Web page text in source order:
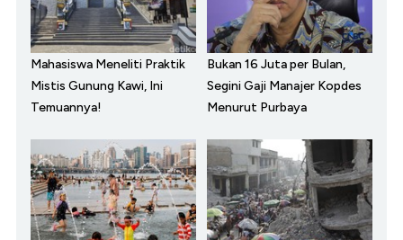
Mahasiswa Meneliti Praktik
Mistis Gunung Kawi, Ini
Temuannya!
Bukan 16 Juta per Bulan,
Segini Gaji Manajer Kopdes
Menurut Purbaya